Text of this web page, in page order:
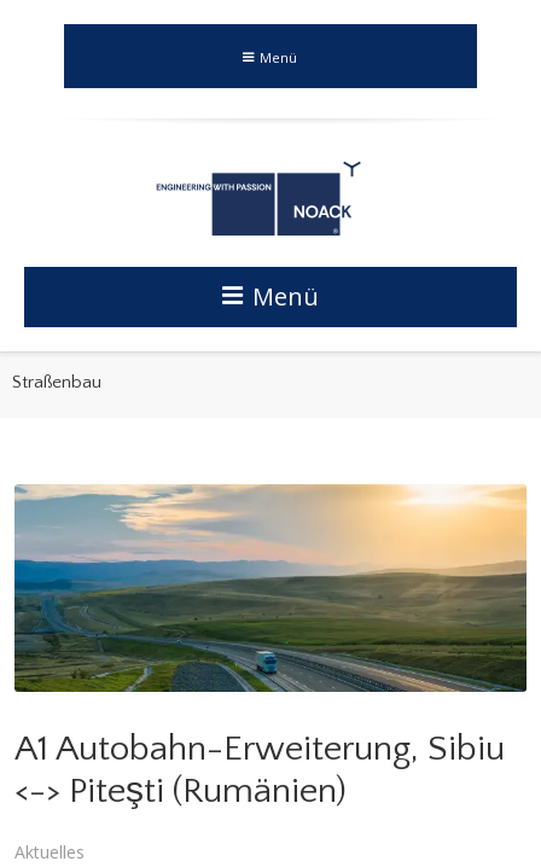
Menü
Menü
Straßenbau
A1 Autobahn-Erweiterung, Sibiu <-> Piteşti (Rumänien)
Aktuelles
A1 Autobahn-Erweiterung, Sibiu
<-> Piteşti (Rumänien)
Aktuelles